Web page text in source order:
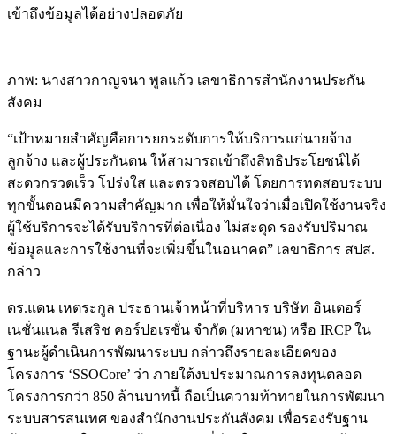
เข้าถึงข้อมูลได้อย่างปลอดภัย
ภาพ: ​นางสาวกาญจนา พูลแก้ว เลขาธิการสำนักงานประกัน
สังคม
“เป้าหมายสำคัญคือการยกระดับการให้บริการแก่นายจ้าง
ลูกจ้าง และผู้ประกันตน ให้สามารถเข้าถึงสิทธิประโยชน์ได้
สะดวกรวดเร็ว โปร่งใส และตรวจสอบได้ โดยการทดสอบระบบ
ทุกขั้นตอนมีความสำคัญมาก เพื่อให้มั่นใจว่าเมื่อเปิดใช้งานจริง
ผู้ใช้บริการจะได้รับบริการที่ต่อเนื่อง ไม่สะดุด รองรับปริมาณ
ข้อมูลและการใช้งานที่จะเพิ่มขึ้นในอนาคต” เลขาธิการ สปส.
กล่าว
ดร.แดน เหตระกูล ประธานเจ้าหน้าที่บริหาร บริษัท อินเตอร์
เนชั่นแนล รีเสริช คอร์ปอเรชั่น จำกัด (มหาชน) หรือ IRCP ใน
ฐานะผู้ดำเนินการพัฒนาระบบ กล่าวถึงรายละเอียดของ
โครงการ ‘SSOCore’ ว่า ภายใต้งบประมาณการลงทุนตลอด
โครงการกว่า 850 ล้านบาทนี้ ถือเป็นความท้าทายในการพัฒนา
ระบบสารสนเทศ ของสำนักงานประกันสังคม เพื่อรองรับฐาน